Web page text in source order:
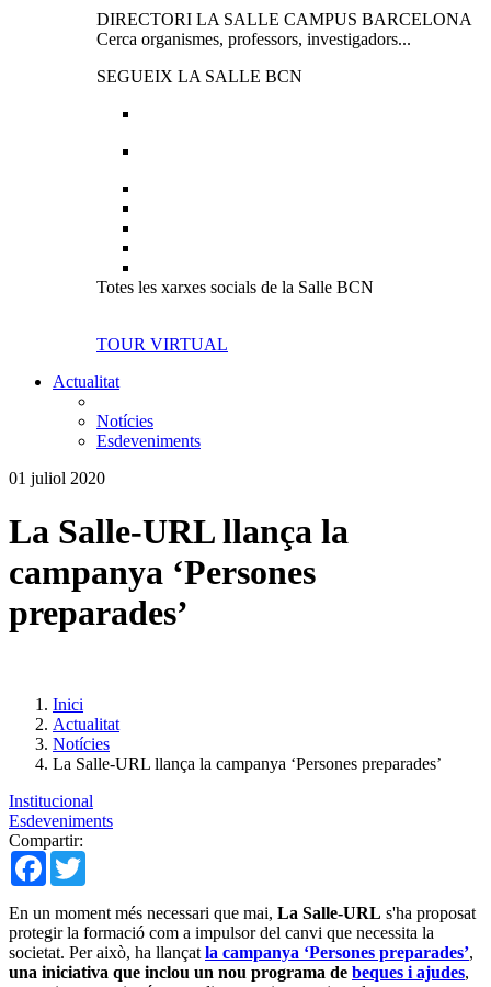
DIRECTORI LA SALLE CAMPUS BARCELONA
Cerca organismes, professors, investigadors...
SEGUEIX LA SALLE BCN
Totes les xarxes socials de la Salle BCN
TOUR VIRTUAL
Actualitat
Notícies
Esdeveniments
01 juliol 2020
La Salle-URL llança la
campanya ‘Persones
preparades’
Inici
Actualitat
Notícies
La Salle-URL llança la campanya ‘Persones preparades’
Institucional
Esdeveniments
Compartir:
Facebook
En un moment més necessari que mai, La Salle-URL s'ha proposat
protegir la formació com a impulsor del canvi que necessita la
societat. Per això, ha llançat la campanya ‘Persones preparades’,
una iniciativa que inclou un nou programa de beques i ajudes,